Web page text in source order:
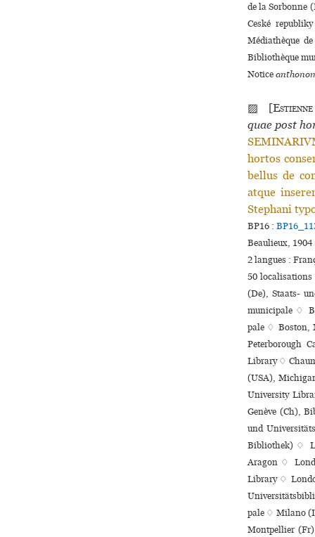
de la Sorbonne
Ceské
Médiathèque
Bibliothèque
Notice
▨ [Estienne
quae post
hortos
bellus de
atque
Stephani
BP16 :
Beaulieux,
2 langues :
50 localisations
(De), Staats-
muni­ci­pale ♢
pale ♢ Boston,
Peterborough
Library ♢
(USA),
University
Genève (Ch),
und
Bibliothek) ♢
Aragon ♢
Library ♢
pale ♢ Milano
Montpellier